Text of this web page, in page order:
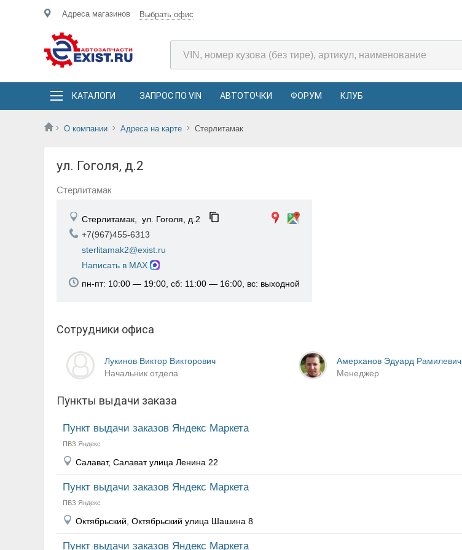
Адреса магазинов Выбрать офис
КАТАЛОГИ ЗАПРОС ПО VIN АВТОТОЧКИ ФОРУМ КЛУБ
О компании Адреса на карте Стерлитамак
ул. Гоголя, д.2
Стерлитамак
Стерлитамак, ул. Гоголя, д.2
+7(967)455-6313
sterlitamak2@exist.ru
Написать в MAX
пн-пт: 10:00 — 19:00, сб: 11:00 — 16:00, вс: выходной
Сотрудники офиса
Лукинов Виктор Викторович
Начальник отдела
Амерханов Эдуард Рамилевич
Менеджер
Пункты выдачи заказа
Пункт выдачи заказов Яндекс Маркета
ПВЗ Яндекс
Салават, Салават улица Ленина 22
Пункт выдачи заказов Яндекс Маркета
ПВЗ Яндекс
Октябрьский, Октябрьский улица Шашина 8
Пункт выдачи заказов Яндекс Маркета